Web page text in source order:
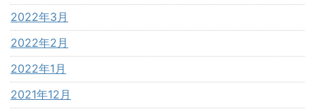
2022年3月
2022年2月
2022年1月
2021年12月